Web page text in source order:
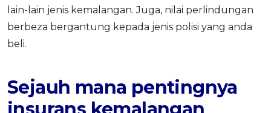
lain-lain jenis kemalangan. Juga, nilai perlindungan
berbeza bergantung kepada jenis polisi yang anda
beli.
Sejauh mana pentingnya